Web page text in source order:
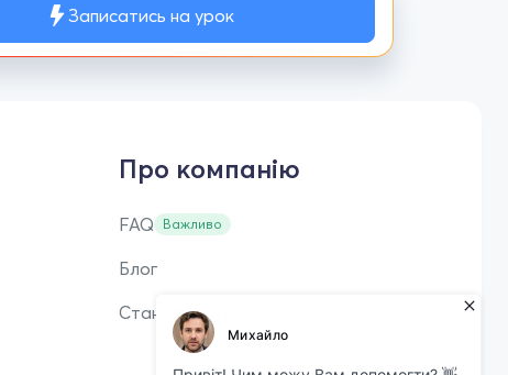
Записатись на урок
Про компанію
FAQ Важливо
Блог
Стань репетитором